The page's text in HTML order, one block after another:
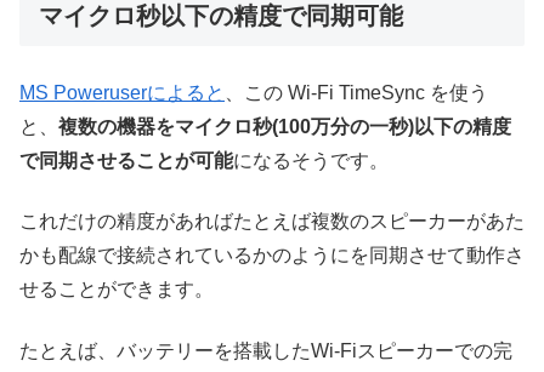
マイクロ秒以下の精度で同期可能
MS Poweruserによると
、この Wi-Fi TimeSync を使う
と、 複数の機器をマイクロ秒(100万分の一秒)以下の精度
で同期させることが可能になるそうです。
これだけの精度があればたとえば複数のスピーカーがあた
かも配線で接続されているかのようにを同期させて動作さ
せることができます。
たとえば、バッテリーを搭載したWi-Fiスピーカーでの完